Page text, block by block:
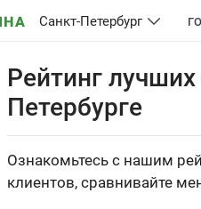
Санкт-Петербург
Рейтинг
Петербурге
Ознакомьтесь с нашим
клиентов, сравнивайте